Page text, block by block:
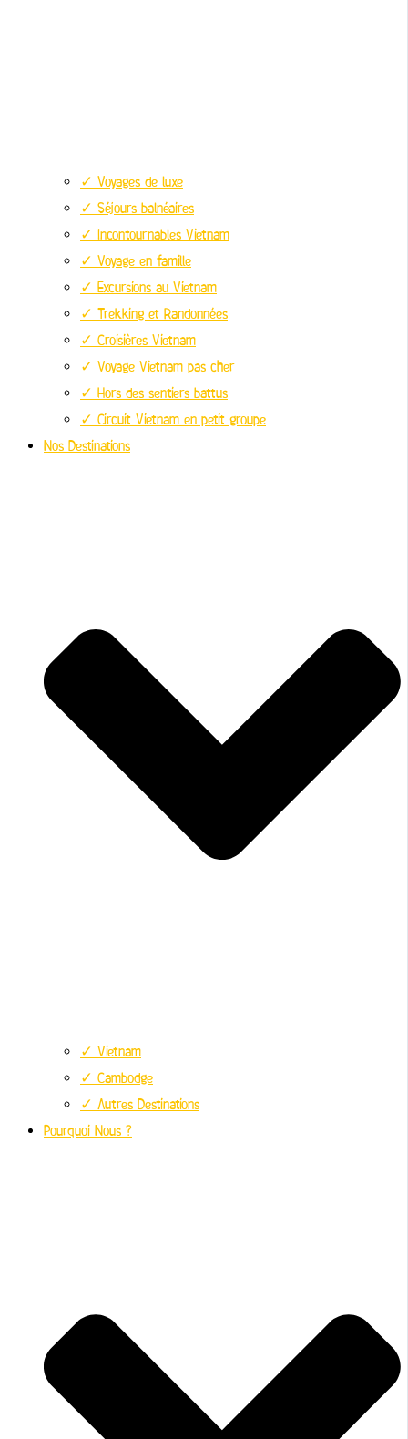
✓ Voyages de luxe
✓ Séjours balnéaires
✓ Incontournables Vietnam
✓ Voyage en famille
✓ Excursions au Vietnam
✓ Trekking et Randonnées
✓ Croisières Vietnam
✓ Voyage Vietnam pas cher
✓ Hors des sentiers battus
✓ Circuit Vietnam en petit groupe
Nos Destinations
✓ Vietnam
✓ Cambodge
✓ Autres Destinations
Pourquoi Nous ?